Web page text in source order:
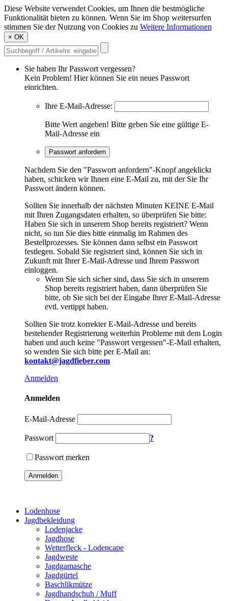
Diese Website verwendet Cookies, um Ihnen die bestmögliche
Funktionalität bieten zu können. Wenn Sie im Shop weitersurfen
stimmen Sie der Nutzung von Cookies zu Weitere Informationen
× OK
Sie haben Ihr Passwort vergessen?
Kein Problem! Hier können Sie ein neues Passwort
einrichten.
Ihre E-Mail-Adresse:
Bitte Wert angeben! Bitte geben Sie eine gültige E-
Mail-Adresse ein
Passwort anfordern
Nachdem Sie den "Passwort anfordern"-Knopf angeklickt
haben, schicken wir Ihnen eine E-Mail zu, mit der Sie Ihr
Passwort ändern können.
Sollten Sie innerhalb der nächsten Minuten KEINE E-Mail
mit Ihren Zugangsdaten erhalten, so überprüfen Sie bitte:
Haben Sie sich in unserem Shop bereits registriert? Wenn
nicht, so tun Sie dies bitte einmalig im Rahmen des
Bestellprozesses. Sie können dann selbst ein Passwort
festlegen. Sobald Sie registriert sind, können Sie sich in
Zukunft mit Ihrer E-Mail-Adresse und Ihrem Passwort
einloggen.
Wenn Sie sich sicher sind, dass Sie sich in unserem
Shop bereits registriert haben, dann überprüfen Sie
bitte, ob Sie sich bei der Eingabe Ihrer E-Mail-Adresse
evtl. vertippt haben.
Sollten Sie trotz korrekter E-Mail-Adresse und bereits
bestehender Registrierung weiterhin Probleme mit dem Login
haben und auch keine "Passwort vergessen"-E-Mail erhalten,
so wenden Sie sich bitte per E-Mail an:
kontakt@jagdfieber.com
Anmelden
Anmelden
E-Mail-Adresse
Passwort ?
Passwort merken
Anmelden
Lodenhose
Jagdbekleidung
Lodenjacke
Jagdhose
Wetterfleck - Lodencape
Jagdweste
Jagdgamasche
Jagdgürtel
Baschlikmütze
Jagdhandschuh / Muff